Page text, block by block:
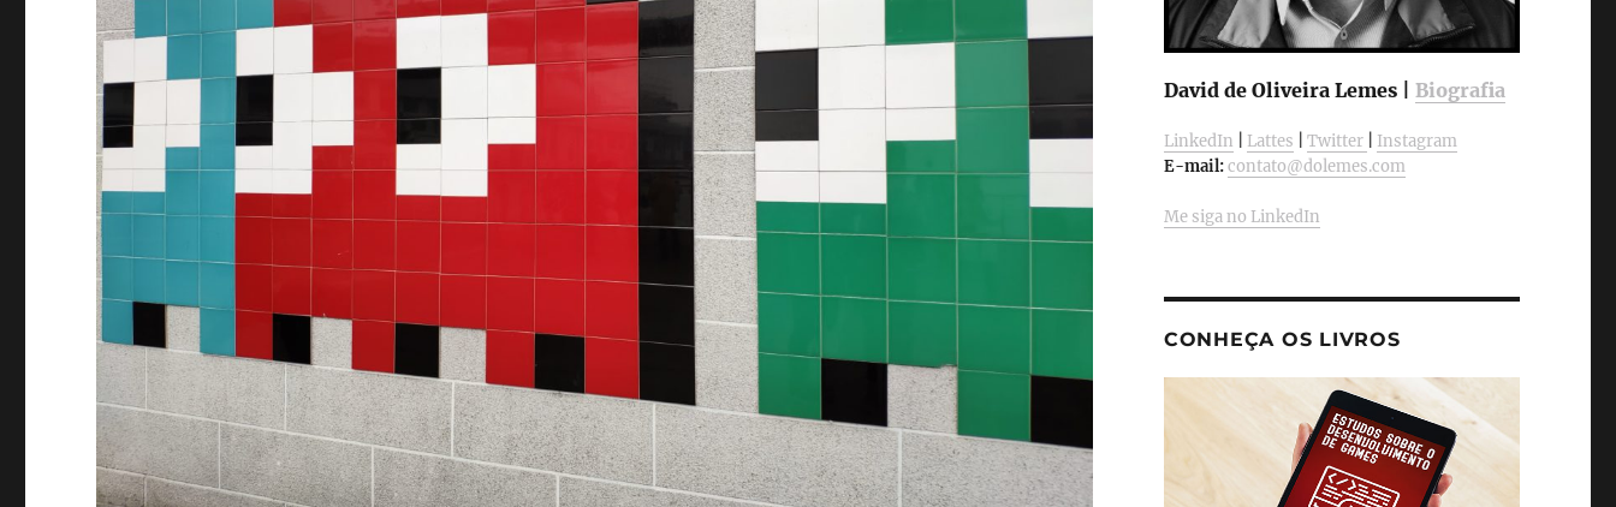
David de Oliveira Lemes | Biografia
LinkedIn Lattes Twitter
Instagram
E-mail:contato@dolemes.com
Me siga no LinkedIn
CONHEÇA OS LIVROS